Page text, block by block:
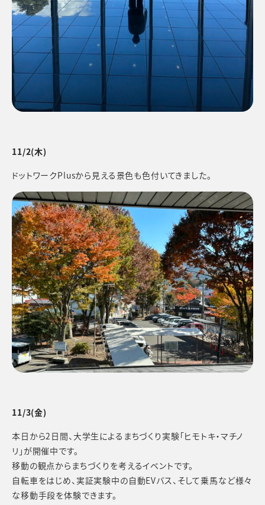
11/2(木)
ドットワークPlusから見える景色も色付いてきました。
11/3(金)
本日から2日間、大学生によるまちづくり実験「ヒモトキ・マチノ
リ」が開催中です。
移動の観点からまちづくりを考えるイベントです。
自転車をはじめ、実証実験中の自動EVバス、そして乗馬など様々
な移動手段を体験できます。